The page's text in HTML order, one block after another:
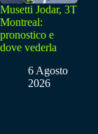
Musetti Jodar, 3T
Montreal:
pronostico e
dove vederla
6 Agosto
2026